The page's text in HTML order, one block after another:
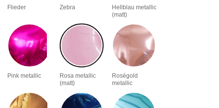
Flieder Zebra
Hellblau metallic
(matt)
Pink metallic
Rosa metallic
(matt)
Roségold
metallic